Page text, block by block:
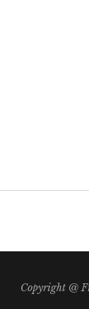
Copyright @